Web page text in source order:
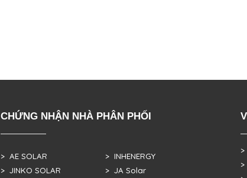
CHỨNG NHẬN NHÀ PHÂN PHỐI
> AE SOLAR
> JINKO SOLAR
> INHENERGY
> JA Solar
>